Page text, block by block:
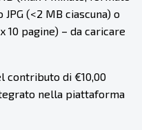
(<2 MB ciascuna) o
10 pagine) – da caricare
contributo di €10,00
nella piattaforma